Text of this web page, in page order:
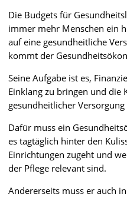
Die Budgets für
immer mehr Menschen ein
auf eine gesundheitliche
kommt der
Seine Aufgabe ist es,
Einklang zu bringen und die
gesundheitlicher
Dafür muss ein
es tagtäglich hinter den
Einrichtungen zugeht und
der Pflege relevant sind.
Andererseits muss er auch